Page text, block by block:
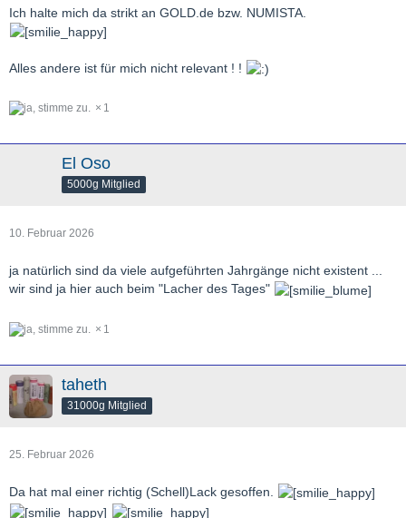
Ich halte mich da strikt an GOLD.de bzw. NUMISTA.
Alles andere ist für mich nicht relevant ! !
1
El Oso
5000g Mitglied
10. Februar 2026
ja natürlich sind da viele aufgeführten Jahrgänge nicht existent ...
wir sind ja hier auch beim "Lacher des Tages"
1
taheth
31000g Mitglied
25. Februar 2026
Da hat mal einer richtig (Schell)Lack gesoffen.